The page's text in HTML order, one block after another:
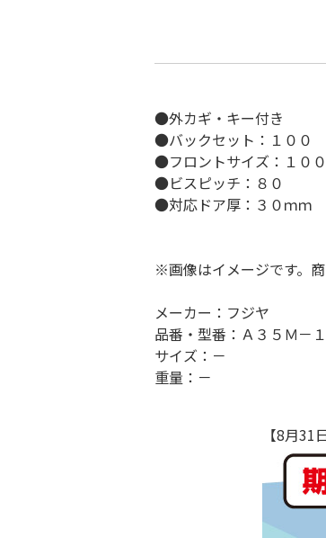
●外カギ・キー付き
●バックセット：１００
●フロントサイズ：１０
●ビスピッチ：８０
●対応ドア厚：３０ｍｍ
※画像はイメージです。
メーカー：フジヤ
品番・型番：Ａ３５Ｍ－
サイズ：－
重量：－
【8月